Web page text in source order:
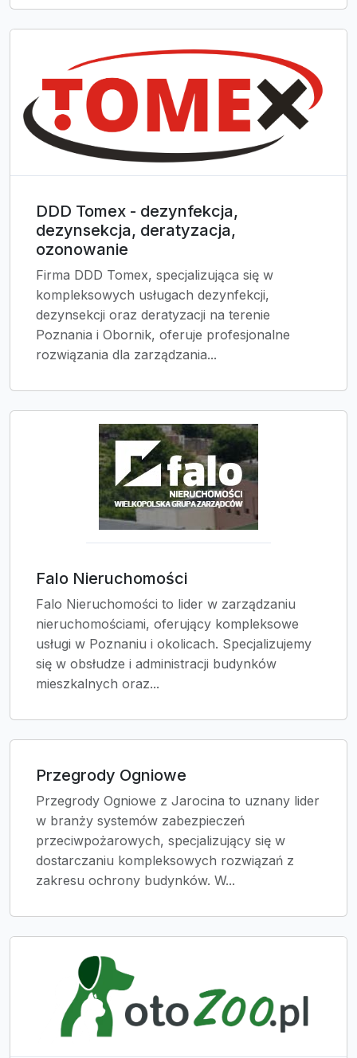
DDD Tomex - dezynfekcja,
dezynsekcja, deratyzacja,
ozonowanie
Firma DDD Tomex, specjalizująca się w
kompleksowych usługach dezynfekcji,
dezynsekcji oraz deratyzacji na terenie
Poznania i Obornik, oferuje profesjonalne
rozwiązania dla zarządzania...
Falo Nieruchomości
Falo Nieruchomości to lider w zarządzaniu
nieruchomościami, oferujący kompleksowe
usługi w Poznaniu i okolicach. Specjalizujemy
się w obsłudze i administracji budynków
mieszkalnych oraz...
Przegrody Ogniowe
Przegrody Ogniowe z Jarocina to uznany lider
w branży systemów zabezpieczeń
przeciwpożarowych, specjalizujący się w
dostarczaniu kompleksowych rozwiązań z
zakresu ochrony budynków. W...